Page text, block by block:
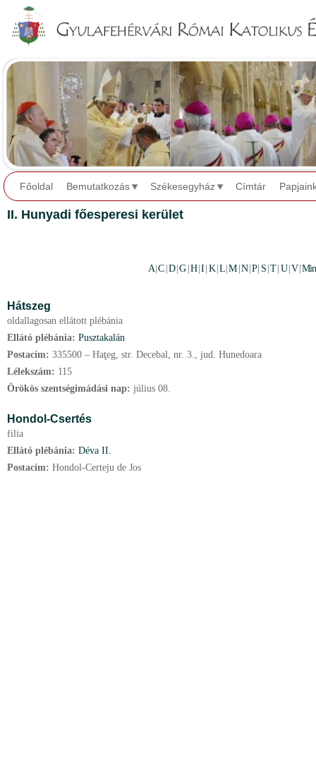
Főoldal Bemutatkozás Székesegyház Címtár
II. Hunyadi főesperesi kerület
A |C D |G H |I K L |M N |P S |T U V |
Hátszeg
oldallagosan ellátott plébánia
Ellátó plébánia: Pusztakalán
Postacím: 335500 – Haţeg, str. Decebal, nr. 3., jud. Hunedoara
Lélekszám: 115
Örökös szentségimádási nap: július 08.
Hondol-Csertés
filia
Ellátó plébánia: Déva II.
Postacím: Hondol-Certeju de Jos